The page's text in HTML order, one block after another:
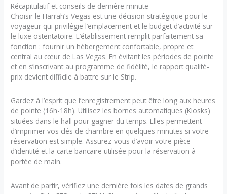
Récapitulatif et conseils de dernière minute
Choisir le Harrah’s Vegas est une décision stratégique pour le
voyageur qui privilégie l’emplacement et le budget d’activité sur
le luxe ostentatoire. L’établissement remplit parfaitement sa
fonction : fournir un hébergement confortable, propre et
central au cœur de Las Vegas. En évitant les périodes de pointe
et en s’inscrivant au programme de fidélité, le rapport qualité-
prix devient difficile à battre sur le Strip.
Gardez à l’esprit que l’enregistrement peut être long aux heures
de pointe (16h-18h). Utilisez les bornes automatiques (Kiosks)
situées dans le hall pour gagner du temps. Elles permettent
d’imprimer vos clés de chambre en quelques minutes si votre
réservation est simple. Assurez-vous d’avoir votre pièce
d’identité et la carte bancaire utilisée pour la réservation à
portée de main.
Avant de partir, vérifiez une dernière fois les dates de grands